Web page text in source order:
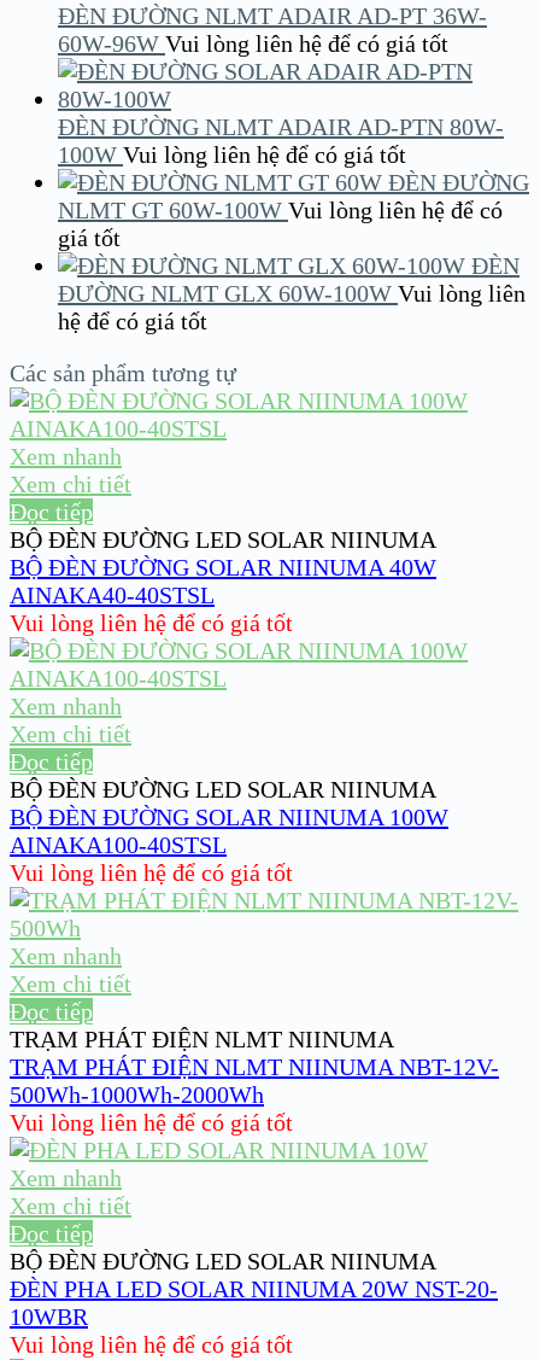
ĐÈN ĐƯỜNG NLMT ADAIR AD-PT 36W-
60W-96W Vui lòng liên hệ để có giá tốt
ĐÈN ĐƯỜNG NLMT ADAIR AD-PTN 80W-
100W Vui lòng liên hệ để có giá tốt
ĐÈN ĐƯỜNG
NLMT GT 60W-100W Vui lòng liên hệ để có
giá tốt
ĐÈN
ĐƯỜNG NLMT GLX 60W-100W Vui lòng liên
hệ để có giá tốt
Các sản phẩm tương tự
Xem nhanh
Xem chi tiết
Đọc tiếp
BỘ ĐÈN ĐƯỜNG LED SOLAR NIINUMA
BỘ ĐÈN ĐƯỜNG SOLAR NIINUMA 40W
AINAKA40-40STSL
Vui lòng liên hệ để có giá tốt
Xem nhanh
Xem chi tiết
Đọc tiếp
BỘ ĐÈN ĐƯỜNG LED SOLAR NIINUMA
BỘ ĐÈN ĐƯỜNG SOLAR NIINUMA 100W
AINAKA100-40STSL
Vui lòng liên hệ để có giá tốt
Xem nhanh
Xem chi tiết
Đọc tiếp
TRẠM PHÁT ĐIỆN NLMT NIINUMA
TRẠM PHÁT ĐIỆN NLMT NIINUMA NBT-12V-
500Wh-1000Wh-2000Wh
Vui lòng liên hệ để có giá tốt
Xem nhanh
Xem chi tiết
Đọc tiếp
BỘ ĐÈN ĐƯỜNG LED SOLAR NIINUMA
ĐÈN PHA LED SOLAR NIINUMA 20W NST-20-
10WBR
Vui lòng liên hệ để có giá tốt